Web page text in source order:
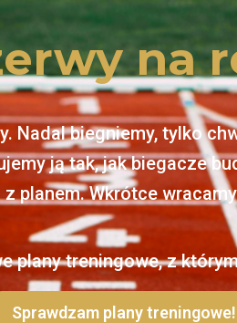
na
Nadal biegniemy, tylko
ją tak, jak biegacze
z planem. Wkrótce
plany treningowe, z
Sprawdzam plany treningowe!